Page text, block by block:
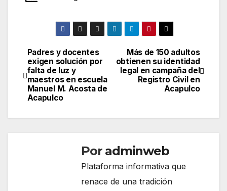
Navegación
de
entradas
Más de 150 adultos
obtienen su identidad
legal en campaña del
Registro Civil en
Acapulco
Padres y docentes
exigen solución por
falta de luz y
maestros en escuela
Manuel M. Acosta de
Acapulco
Por adminweb
Plataforma informativa que
renace de una tradición